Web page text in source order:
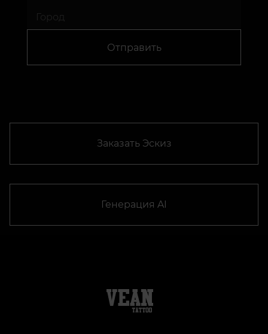
Отправить
Заказать Эскиз
Генерация AI